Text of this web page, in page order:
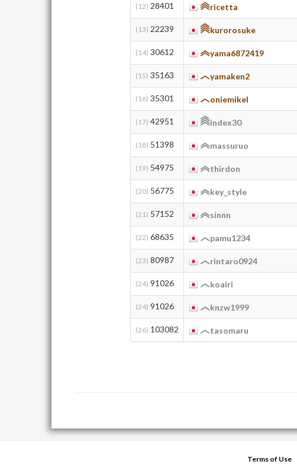
(12) 28401 ricetta
(13) 22239 kurorosuke
(14) 30612 yama6872419
(15) 35163 yamaken2
(16) 35301 oniemikel
(17) 42951 index30
(18) 51398 massuruo
(19) 54975 thirdon
(20) 56775 key_style
(21) 57152 sinnn
(22) 68635 pamu1234
(23) 80987 rintaro0924
(24) 91026 koairi
(24) 91026 knzw1999
(26) 103082 tasomaru
Terms of Use